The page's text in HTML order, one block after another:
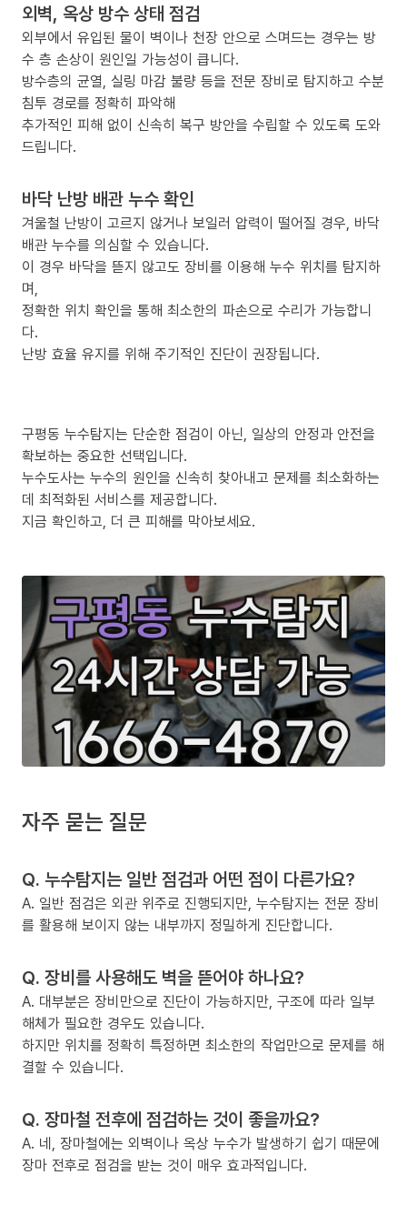
외벽, 옥상 방수 상태 점검
외부에서 유입된 물이 벽이나 천장 안으로 스며드는 경우는 방
수 층 손상이 원인일 가능성이 큽니다.
방수층의 균열, 실링 마감 불량 등을 전문 장비로 탐지하고 수분
침투 경로를 정확히 파악해
추가적인 피해 없이 신속히 복구 방안을 수립할 수 있도록 도와
드립니다.
바닥 난방 배관 누수 확인
겨울철 난방이 고르지 않거나 보일러 압력이 떨어질 경우, 바닥
배관 누수를 의심할 수 있습니다.
이 경우 바닥을 뜯지 않고도 장비를 이용해 누수 위치를 탐지하
며,
정확한 위치 확인을 통해 최소한의 파손으로 수리가 가능합니
다.
난방 효율 유지를 위해 주기적인 진단이 권장됩니다.
구평동 누수탐지는 단순한 점검이 아닌, 일상의 안정과 안전을
확보하는 중요한 선택입니다.
누수도사는 누수의 원인을 신속히 찾아내고 문제를 최소화하는
데 최적화된 서비스를 제공합니다.
지금 확인하고, 더 큰 피해를 막아보세요.
자주 묻는 질문
Q. 누수탐지는 일반 점검과 어떤 점이 다른가요?
A. 일반 점검은 외관 위주로 진행되지만, 누수탐지는 전문 장비
를 활용해 보이지 않는 내부까지 정밀하게 진단합니다.
Q. 장비를 사용해도 벽을 뜯어야 하나요?
A. 대부분은 장비만으로 진단이 가능하지만, 구조에 따라 일부
해체가 필요한 경우도 있습니다.
하지만 위치를 정확히 특정하면 최소한의 작업만으로 문제를 해
결할 수 있습니다.
Q. 장마철 전후에 점검하는 것이 좋을까요?
A. 네, 장마철에는 외벽이나 옥상 누수가 발생하기 쉽기 때문에
장마 전후로 점검을 받는 것이 매우 효과적입니다.